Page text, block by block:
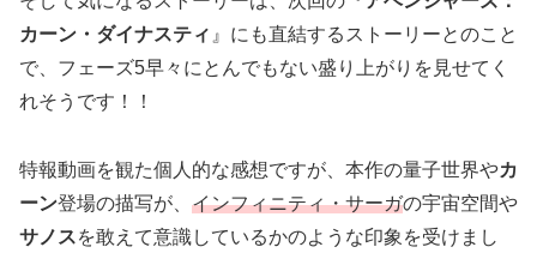
カーン・ダイナスティ 』にも直結するストーリーとのこと
で、フェーズ5早々にとんでもない盛り上がりを見せてく
れそうです！！
特報動画を観た個人的な感想ですが、本作の量子世界やカ
ーン登場の描写が、 インフィニティ・サーガの宇宙空間や
サノスを敢えて意識しているかのような印象を受けまし